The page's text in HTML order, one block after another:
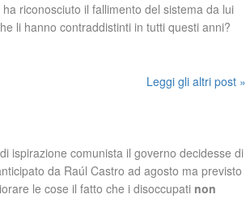
riconosciuto il fallimento del sistema da lui
li hanno contraddistinti in tutti questi anni?
Leggi gli altri post »
ispirazione comunista il governo decidesse di
da Raúl Castro ad agosto ma previsto
le cose il fatto che i disoccupati non